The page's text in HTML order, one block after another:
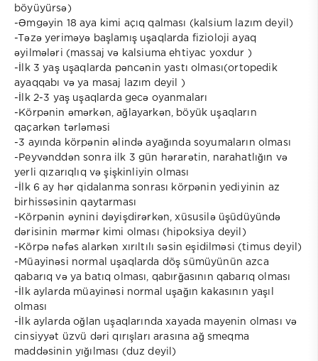
böyüyürsə)
-Əmgəyin 18 aya kimi açıq qalması (kalsium lazım deyil)
-Təzə yeriməyə başlamış uşaqlarda fizioloji ayaq
əyilmələri (massaj və kalsiuma ehtiyac yoxdur )
-İlk 3 yaş uşaqlarda pəncənin yastı olması(ortopedik
ayaqqabı və ya masaj lazım deyil )
-İlk 2-3 yaş uşaqlarda gecə oyanmaları
-Körpənin əmərkən, ağlayarkən, böyük uşaqların
qaçarkən tərləməsi
-3 ayında körpənin əlində ayağında soyumaların olması
-Peyvənddən sonra ilk 3 gün hərarətin, narahatlığın və
yerli qızarıqlıq və şişkinliyin olması
-İlk 6 ay hər qidalanma sonrası körpənin yediyinin az
birhissəsinin qaytarması
-Körpənin əynini dəyişdirərkən, xüsusilə üşüdüyündə
dərisinin mərmər kimi olması (hipoksiya deyil)
-Körpə nəfəs alarkən xırıltılı səsin eşidilməsi (timus deyil)
-Müayinəsi normal uşaqlarda döş sümüyünün azca
qabarıq və ya batıq olması, qabırğasının qabarıq olması
-İlk aylarda müayinəsi normal uşağın kakasının yaşıl
olması
-İlk aylarda oğlan uşaqlarında xayada mayenin olması və
cinsiyyət üzvü dəri qırışları arasına ağ smeqma
maddəsinin yığılması (duz deyil)